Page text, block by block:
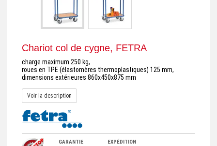
Chariot col de cygne, FETRA
charge maximum 250 kg,
roues en TPE (élastomères thermoplastiques) 125 mm,
dimensions extérieures 860x450x875 mm
Voir la description
GARANTIE EXPÉDITION